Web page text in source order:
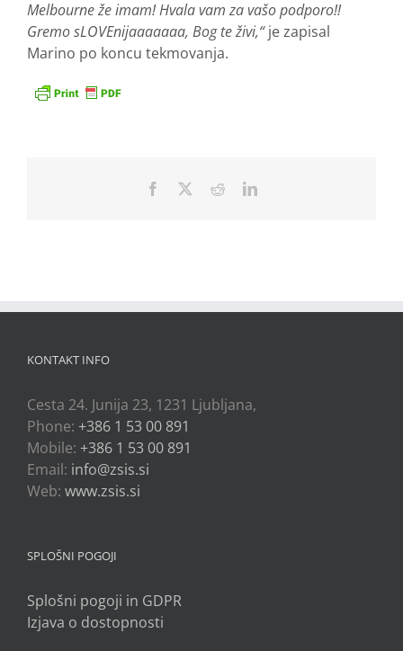
Melbourne že imam! Hvala vam za vašo podporo!!
Gremo sLOVEnijaaaaaaa, Bog te živi,“je zapisal
Marino po koncu tekmovanja.
Facebook RedditLinkedIn
KONTAKT INFO
Cesta 24. Junija 23, 1231 Ljubljana,
Phone: +386 1 53 00 891
Mobile: +386 1 53 00 891
Email: info@zsis.si
Web: www.zsis.si
SPLOŠNI POGOJI
Splošni pogoji in GDPR
Izjava o dostopnosti